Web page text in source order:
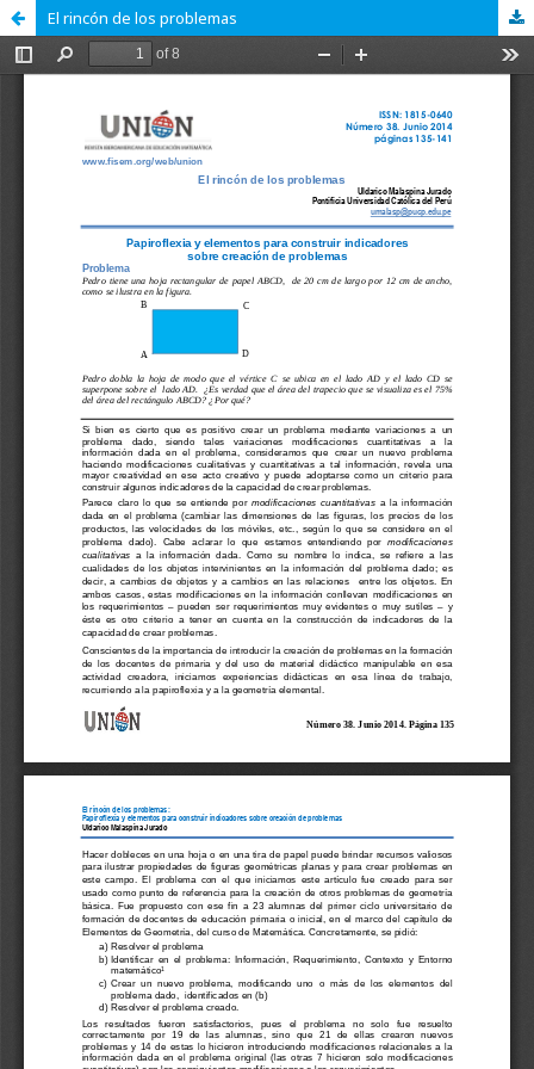
El rincón de los problemas